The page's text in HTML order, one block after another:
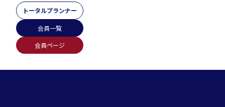
トータルプランナー
会員一覧
会員ページ